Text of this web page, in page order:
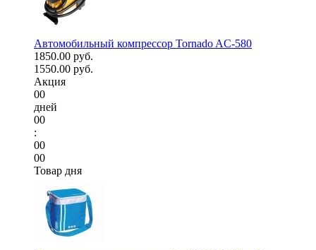
Автомобильный компрессор Tornado AC-580
1850.00 руб.
1550.00 руб.
Акция
00
дней
00
:
00
00
Товар дня